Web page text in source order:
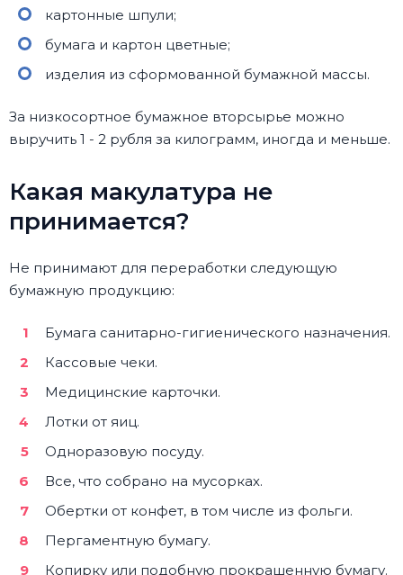
картонные шпули;
бумага и картон цветные;
изделия из сформованной бумажной массы.
За низкосортное бумажное вторсырье можно
выручить 1 - 2 рубля за килограмм, иногда и меньше.
Какая макулатура не
принимается?
Не принимают для переработки следующую
бумажную продукцию:
Бумага санитарно-гигиенического назначения.
Кассовые чеки.
Медицинские карточки.
Лотки от яиц.
Одноразовую посуду.
Все, что собрано на мусорках.
Обертки от конфет, в том числе из фольги.
Пергаментную бумагу.
Копирку или подобную прокрашенную бумагу.